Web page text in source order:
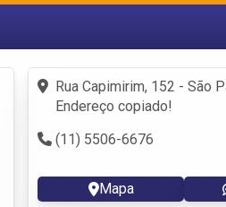
Fazer login
Criar conta
Rua Capimirim, 152 - São
Endereço copiado!
(11) 5506-6676
Mapa